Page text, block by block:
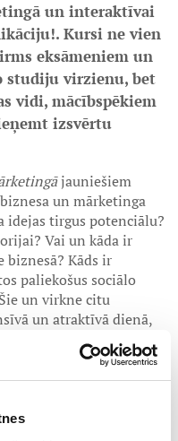
un interaktīvai
Kursi ne vien
eksāmeniem un
studiju virzienu, bet
vidi, mācībspēkiem
izsvērtu
jauniešiem
un mārketinga
idejas tirgus potenciālu?
Vai un kāda ir
Kāds ir
paliekošus sociālo
un virkne citu
un atraktīvā dienā,
ar pusdienu
bez konkursa